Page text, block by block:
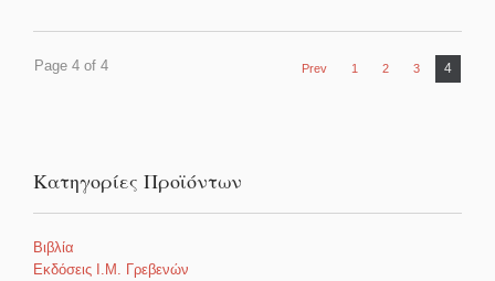
Page 4 of 4 Prev 1 2 3 4
Κατηγορίες Προϊόντων
Βιβλία
Εκδόσεις Ι.Μ. Γρεβενών